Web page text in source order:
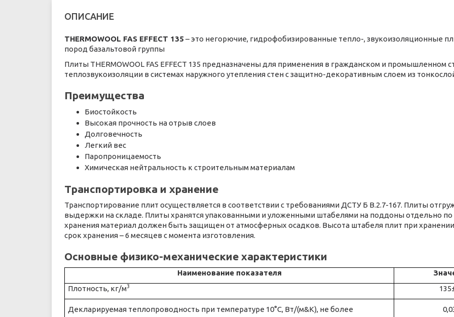
ОПИСАНИЕ
THERMOWOOL FAS EFFECT 135 – это негорючие, гидрофобизированные тепло-, звукоизоляционные
пород базальтовой группы
Плиты THERMOWOOL FAS EFFECT 135 предназначены для применения в гражданском и промышленном
теплозвукоизоляции в системах наружного утепления стен с защитно-декоративным слоем из
Преимущества
Биостойкость
Высокая прочность на отрыв слоев
Долговечность
Легкий вес
Паропроницаемость
Химическая нейтральность к строительным материалам
Транспортировка и хранение
Транспортирование плит осуществляется в соответствии с требованиями ДСТУ Б В.2.7-167. Плиты
выдержки на складе. Плиты хранятся упакованными и уложенными штабелями на поддоны отдельно по
хранения материал должен быть защищен от атмосферных осадков. Высота штабеля плит при
срок хранения – 6 месяцев с момента изготовления.
Основные физико-механические характеристики
Наименование показателя
Плотность, кг/м3
Декларируемая теплопроводность при температуре 10°С, Вт/(м&К), не более